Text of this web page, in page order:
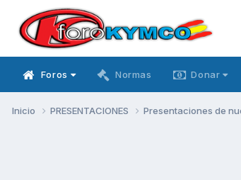
Foros Normas Donar
Inicio PRESENTACIONES Presentaciones de